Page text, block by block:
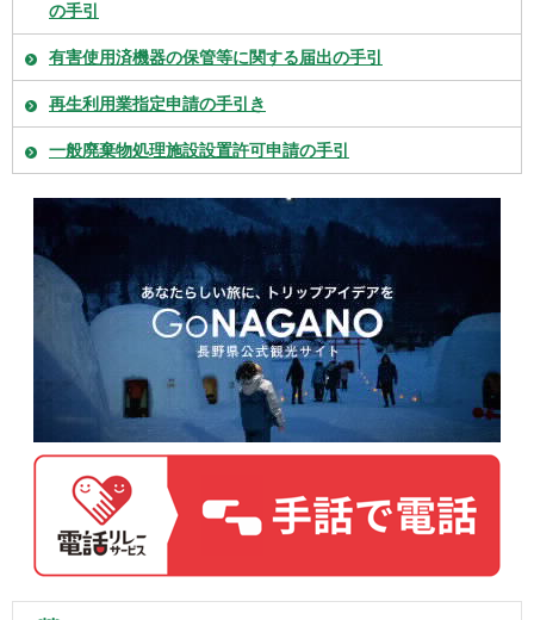
の手引
有害使用済機器の保管等に関する届出の手引
再生利用業指定申請の手引き
一般廃棄物処理施設設置許可申請の手引